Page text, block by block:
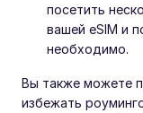
посетить
вашей eSIM и
необходимо.
Вы также можете
избежать